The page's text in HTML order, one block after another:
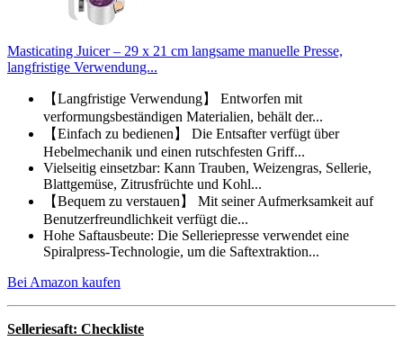
Masticating Juicer – 29 x 21 cm langsame manuelle Presse,
langfristige Verwendung...
【Langfristige Verwendung】 Entworfen mit
verformungsbeständigen Materialien, behält der...
【Einfach zu bedienen】 Die Entsafter verfügt über
Hebelmechanik und einen rutschfesten Griff...
Vielseitig einsetzbar: Kann Trauben, Weizengras, Sellerie,
Blattgemüse, Zitrusfrüchte und Kohl...
【Bequem zu verstauen】 Mit seiner Aufmerksamkeit auf
Benutzerfreundlichkeit verfügt die...
Hohe Saftausbeute: Die Selleriepresse verwendet eine
Spiralpress-Technologie, um die Saftextraktion...
Bei Amazon kaufen
Selleriesaft: Checkliste